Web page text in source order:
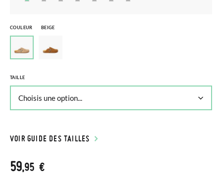
COULEUR BEIGE
TAILLE
VOIR GUIDE DES TAILLES
59,95 €